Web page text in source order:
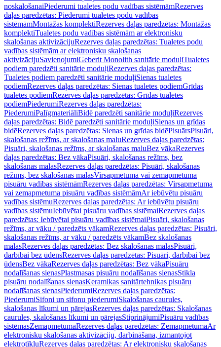
noskalošanaiPiederumi tualetes podu vadības sistēmāmRezerves
daļas paredzētas: Piederumi tualetes podu vadības
sistēmāmMontāžas komplektiRezerves daļas paredzētas: Montāžas
komplektiTualetes podu vadības sistēmām ar elektronisku
skalošanas aktivizācijuRezerves daļas paredzētas: Tualetes podu
vadības sistēmām ar elektronisku skalošanas
aktivizācijuSavienojumiGeberit Monolith sanitārie moduļiTualetes
podiem paredzēti sanitārie moduļiRezerves daļas paredzētas:
Tualetes podiem paredzēti sanitārie moduļiSienas tualetes
podiemRezerves daļas paredzētas: Sienas tualetes podiemGrīdas
tualetes podiemRezerves daļas paredzētas: Grīdas tualetes
podiemPiederumiRezerves daļas paredzētas:
PiederumiPalīgmateriāliBidē paredzēti sanitārie moduļiRezerves
daļas paredzētas: Bidē paredzēti sanitārie moduļiSienas un grīdas
bidēRezerves daļas paredzētas: Sienas un grīdas bidēPisuārsPisuāri,
skalošanas režīms, ar skalošanas maluRezerves daļas paredzētas:
Pisuāri, skalošanas režīms, ar skalošanas maluBez vākaRezerves
daļas paredzētas: Bez vākaPisuāri, skalošanas režīms, bez
skalošanas malasRezerves daļas paredzētas: Pisuāri, skalošanas
režīms, bez skalošanas malasVirsapmetuma vai zemapmetuma
pisuāru vadības sistēmāmRezerves daļas paredzētas: Virsapmetuma
vai zemapmetuma pisuāru vadības sistēmāmAr iebūvētu pisuāru
vadības sistēmuRezerves daļas paredzētas: Ar iebūvētu pisuāru
vadības sistēmuIebūvētai pisuāru vadības sistēmaiRezerves daļas
paredzētas: Iebūvētai pisuāru vadības sistēmaiPisuāri, skalošanas
režīms, ar vāku / paredzēts vākamRezerves daļas paredzētas: Pisuāri,
skalošanas režīms, ar vāku / paredzēts vākamBez skalošanas
malasRezerves daļas paredzētas: Bez skalošanas malasPisuāri,
darbībai bez ūdensRezerves daļas paredzētas: Pisuāri, darbībai bez
ūdensBez vākaRezerves daļas paredzētas: Bez vākaPisuāru
nodalīšanas sienasPlastmasas pisuāru nodalīšanas sienasStikla
pisuāru nodalīšanas sienasKeramikas sanitārtehnikas pisuāru
nodalīšanas sienasPiederumiRezerves daļas paredzētas:
PiederumiSifoni un sifonu piederumiSkalošanas caurules,
skalošanas līkumi un pārejasRezerves daļas paredzētas: Skalošanas
caurules, skalošanas līkumi un pārejasStiprinājumiPisuāru vadības
sistēmasZemapmetumaRezerves daļas paredzētas: ZemapmetumaAr
elektronisku skalošanas aktivizāciju, darbināšana, izmantojot
elektrotīkluRezerves daļas paredzētas: Ar elektronisku skalošanas